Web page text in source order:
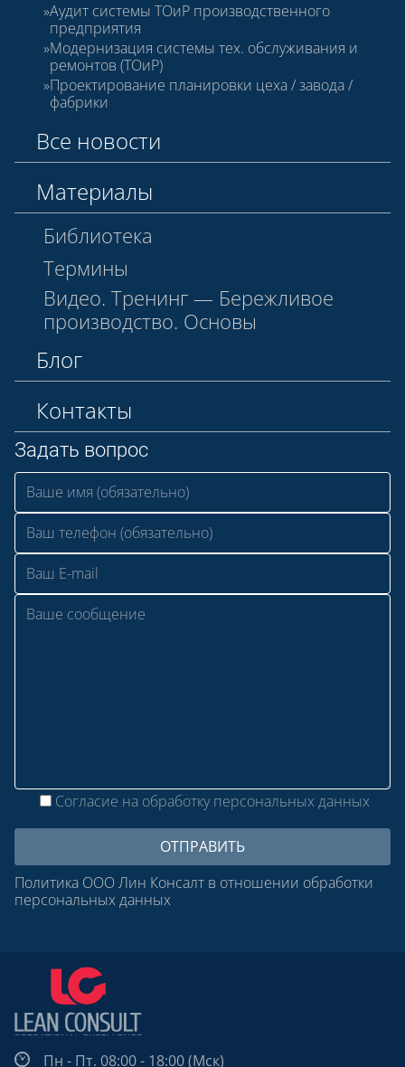
Аудит системы ТОиР производственного
предприятия
Модернизация системы тех. обслуживания и
ремонтов (ТОиР)
Проектирование планировки цеха / завода /
фабрики
Все новости
Материалы
Библиотека
Термины
Видео. Тренинг — Бережливое
производство. Основы
Блог
Контакты
Задать вопрос
Согласие на обработку персональных данных
Политика ООО Лин Консалт в отношении обработки
персональных данных
Пн - Пт. 08:00 - 18:00 (Мск)